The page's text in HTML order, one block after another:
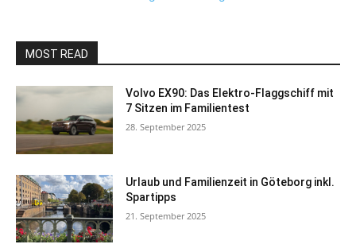
MOST READ
Volvo EX90: Das Elektro-Flaggschiff mit
7 Sitzen im Familientest
28. September 2025
Urlaub und Familienzeit in Göteborg inkl.
Spartipps
21. September 2025